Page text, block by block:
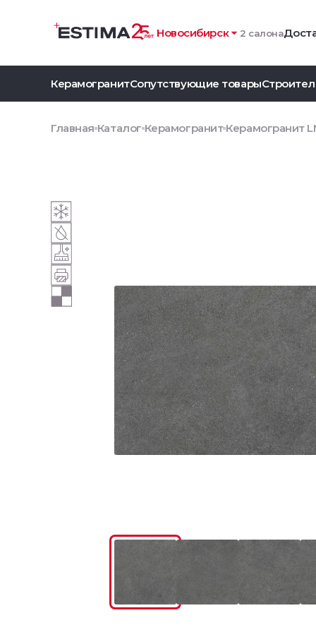
Новосибирск 2 салона
КерамогранитСопутствующие товары
Главная Каталог Керамогранит Керамогранит